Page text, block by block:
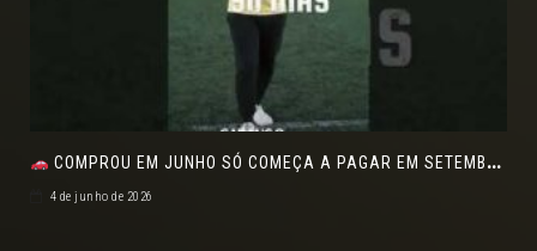
COMPROU EM JUNHO SÓ COMEÇA A PAGAR EM SETEMBRO!NO FEIRÃO DE VERDADE EM ARACJU
4 de junho de 2026